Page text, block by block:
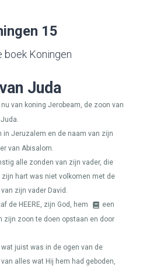
15
boek Koningen
Juda
van koning Jerobeam, de zoon van
in Jeruzalem en de naam van zijn
van Abisalom.
alle zonden van zijn vader, die
hart was niet volkomen met de
zijn vader David.
de HEERE, zijn God, hem
een
zijn zoon te doen opstaan en door
juist was in de ogen van de
alles wat Hij hem had geboden,